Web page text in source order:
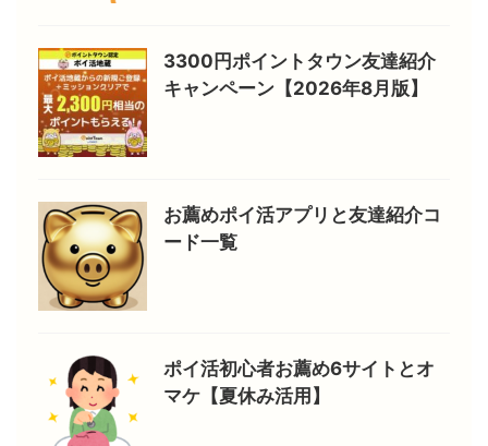
3300円ポイントタウン友達紹介
キャンペーン【2026年8月版】
お薦めポイ活アプリと友達紹介コ
ード一覧
ポイ活初心者お薦め6サイトとオ
マケ【夏休み活用】